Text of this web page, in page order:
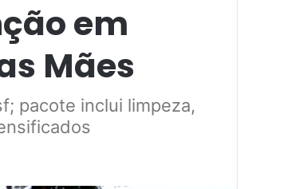
em
Mães
pacote inclui limpeza,